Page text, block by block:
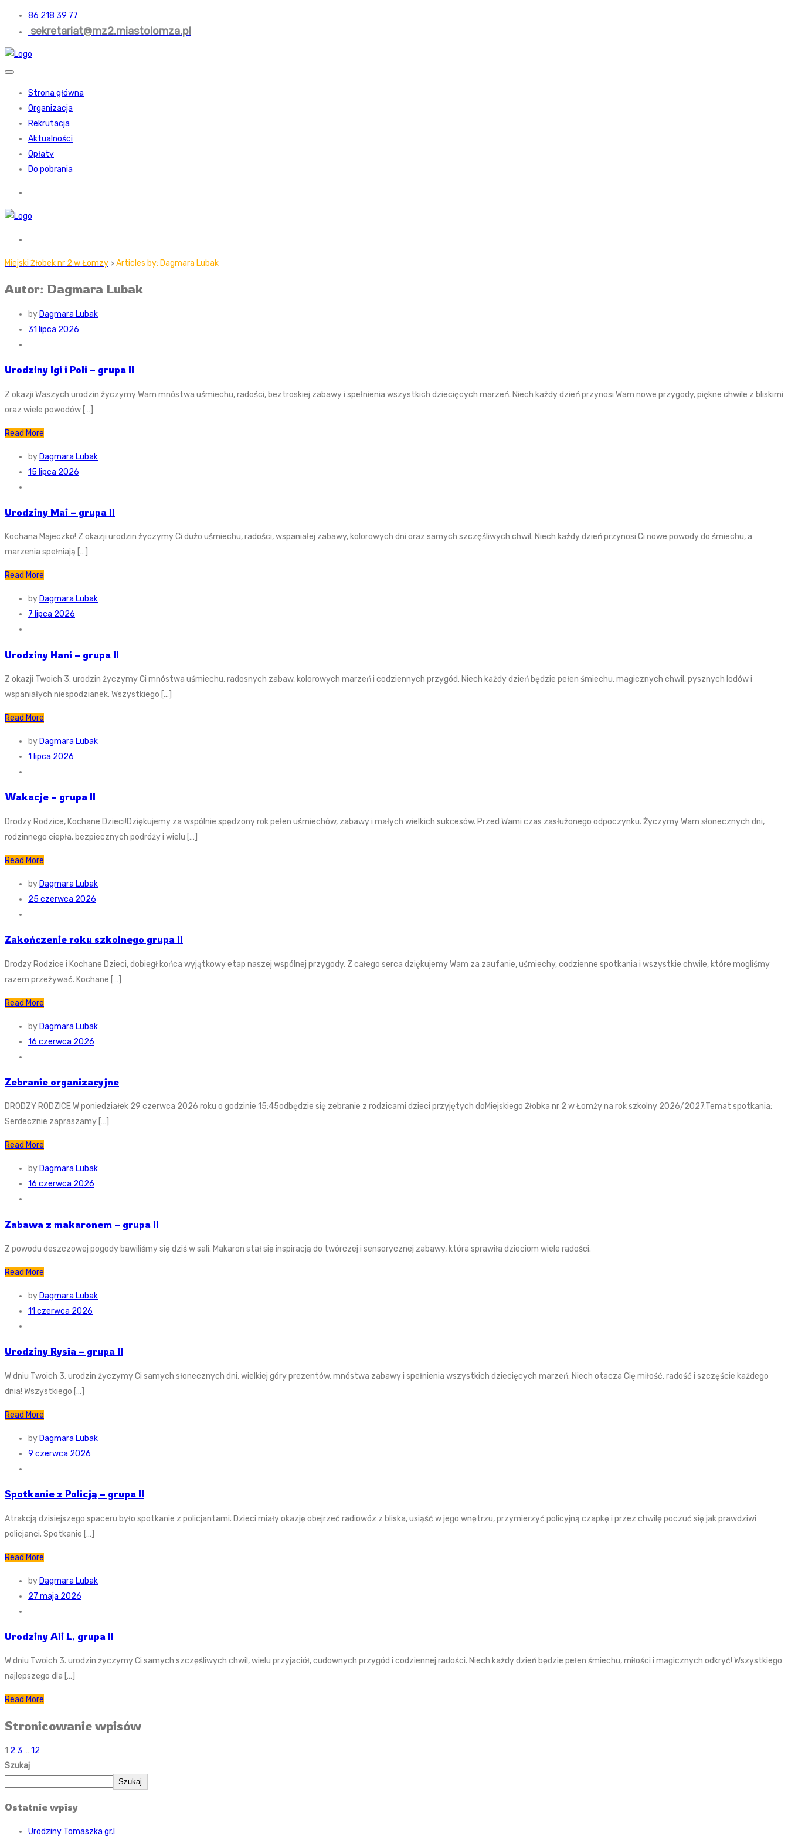
86 218 39 77
sekretariat@mz2.miastolomza.pl
Strona główna
Organizacja
Rekrutacja
Aktualności
Opłaty
Do pobrania
Miejski Żłobek nr 2 w Łomzy >Articles by: Dagmara Lubak
Autor: Dagmara Lubak
by Dagmara Lubak
31 lipca 2026
Urodziny Igi i Poli – grupa II
Z okazji Waszych urodzin życzymy Wam mnóstwa uśmiechu, radości, beztroskiej zabawy i spełnienia wszystkich dziecięcych marzeń. Niech każdy dzień przynosi Wam nowe przygody, piękne chwile z bliskimi
oraz wiele powodów […]
Read More
by Dagmara Lubak
15 lipca 2026
Urodziny Mai – grupa II
Kochana Majeczko! Z okazji urodzin życzymy Ci dużo uśmiechu, radości, wspaniałej zabawy, kolorowych dni oraz samych szczęśliwych chwil. Niech każdy dzień przynosi Ci nowe powody do śmiechu, a
marzenia spełniają […]
Read More
by Dagmara Lubak
7 lipca 2026
Urodziny Hani – grupa II
Z okazji Twoich 3. urodzin życzymy Ci mnóstwa uśmiechu, radosnych zabaw, kolorowych marzeń i codziennych przygód. Niech każdy dzień będzie pełen śmiechu, magicznych chwil, pysznych lodów i
wspaniałych niespodzianek. Wszystkiego […]
Read More
by Dagmara Lubak
1 lipca 2026
Wakacje – grupa II
Drodzy Rodzice, Kochane Dzieci!Dziękujemy za wspólnie spędzony rok pełen uśmiechów, zabawy i małych wielkich sukcesów. Przed Wami czas zasłużonego odpoczynku. Życzymy Wam słonecznych dni,
rodzinnego ciepła, bezpiecznych podróży i wielu […]
Read More
by Dagmara Lubak
25 czerwca 2026
Zakończenie roku szkolnego grupa II
Drodzy Rodzice i Kochane Dzieci, dobiegł końca wyjątkowy etap naszej wspólnej przygody. Z całego serca dziękujemy Wam za zaufanie, uśmiechy, codzienne spotkania i wszystkie chwile, które mogliśmy
razem przeżywać. Kochane […]
Read More
by Dagmara Lubak
16 czerwca 2026
Zebranie organizacyjne
DRODZY RODZICE W poniedziałek 29 czerwca 2026 roku o godzinie 15:45odbędzie się zebranie z rodzicami dzieci przyjętych doMiejskiego Żłobka nr 2 w Łomży na rok szkolny 2026/2027.Temat spotkania:
Serdecznie zapraszamy […]
Read More
by Dagmara Lubak
16 czerwca 2026
Zabawa z makaronem – grupa II
Z powodu deszczowej pogody bawiliśmy się dziś w sali. Makaron stał się inspiracją do twórczej i sensorycznej zabawy, która sprawiła dzieciom wiele radości.
Read More
by Dagmara Lubak
11 czerwca 2026
Urodziny Rysia – grupa II
W dniu Twoich 3. urodzin życzymy Ci samych słonecznych dni, wielkiej góry prezentów, mnóstwa zabawy i spełnienia wszystkich dziecięcych marzeń. Niech otacza Cię miłość, radość i szczęście każdego
dnia! Wszystkiego […]
Read More
by Dagmara Lubak
9 czerwca 2026
Spotkanie z Policją – grupa II
Atrakcją dzisiejszego spaceru było spotkanie z policjantami. Dzieci miały okazję obejrzeć radiowóz z bliska, usiąść w jego wnętrzu, przymierzyć policyjną czapkę i przez chwilę poczuć się jak prawdziwi
policjanci. Spotkanie […]
Read More
by Dagmara Lubak
27 maja 2026
Urodziny Ali L. grupa II
W dniu Twoich 3. urodzin życzymy Ci samych szczęśliwych chwil, wielu przyjaciół, cudownych przygód i codziennej radości. Niech każdy dzień będzie pełen śmiechu, miłości i magicznych odkryć! Wszystkiego
najlepszego dla […]
Read More
Stronicowanie wpisów
1 2 3 … 12
Szukaj
Szukaj
Ostatnie wpisy
Urodziny Tomaszka gr.I